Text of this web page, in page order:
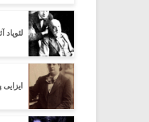
لئوپاد
ایزایی